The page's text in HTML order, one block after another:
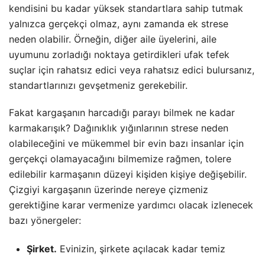
kendisini bu kadar yüksek standartlara sahip tutmak
yalnızca gerçekçi olmaz, aynı zamanda ek strese
neden olabilir. Örneğin, diğer aile üyelerini, aile
uyumunu zorladığı noktaya getirdikleri ufak tefek
suçlar için rahatsız edici veya rahatsız edici bulursanız,
standartlarınızı gevşetmeniz gerekebilir.
Fakat kargaşanın harcadığı parayı bilmek ne kadar
karmakarışık? Dağınıklık yığınlarının strese neden
olabileceğini ve mükemmel bir evin bazı insanlar için
gerçekçi olamayacağını bilmemize rağmen, tolere
edilebilir karmaşanın düzeyi kişiden kişiye değişebilir.
Çizgiyi kargaşanın üzerinde nereye çizmeniz
gerektiğine karar vermenize yardımcı olacak izlenecek
bazı yönergeler:
Şirket. Evinizin, şirkete açılacak kadar temiz